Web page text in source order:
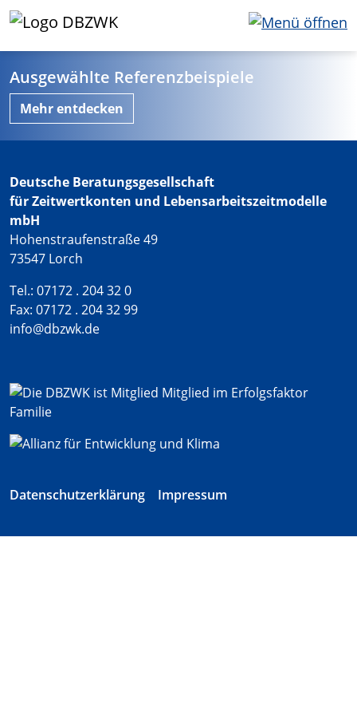
Ausgewählte Referenzbeispiele
Mehr entdecken
Deutsche Beratungsgesellschaft
für Zeitwertkonten und Lebensarbeitszeitmodelle
mbH
Hohenstraufenstraße 49
73547 Lorch
Tel.: 07172 . 204 32 0
Fax: 07172 . 204 32 99
info@dbzwk.de
Datenschutzerklärung Impressum